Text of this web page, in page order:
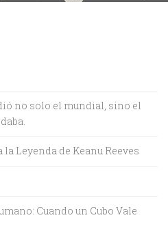
no solo el mundial, sino el
Leyenda de Keanu Reeves
Cuando un Cubo Vale